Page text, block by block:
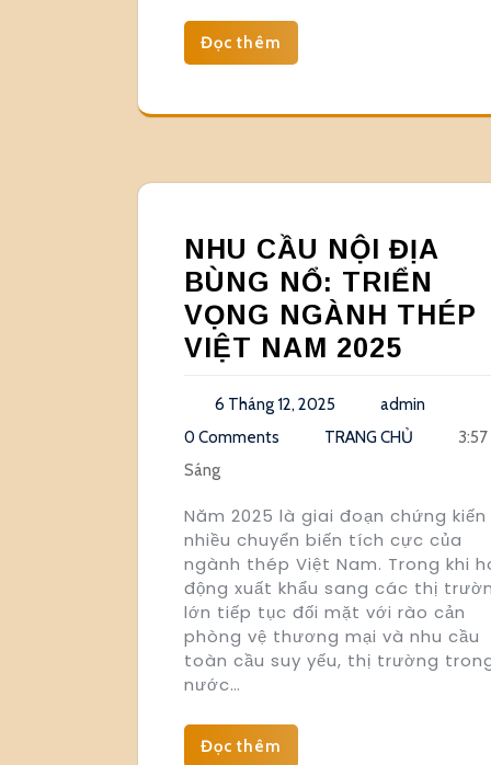
Đọc thêm
NHU CẦU NỘI ĐỊA
BÙNG NỔ: TRIỂN
VỌNG NGÀNH THÉP
VIỆT NAM 2025
6 Tháng 12, 2025
admin
0 Comments
TRANG CHỦ
3:57
Sáng
Năm 2025 là giai đoạn chứng kiến
nhiều chuyển biến tích cực của
ngành thép Việt Nam. Trong khi
động xuất khẩu sang các thị
lớn tiếp tục đối mặt với rào cản
phòng vệ thương mại và nhu cầu
toàn cầu suy yếu, thị trường
nước…
Đọc thêm